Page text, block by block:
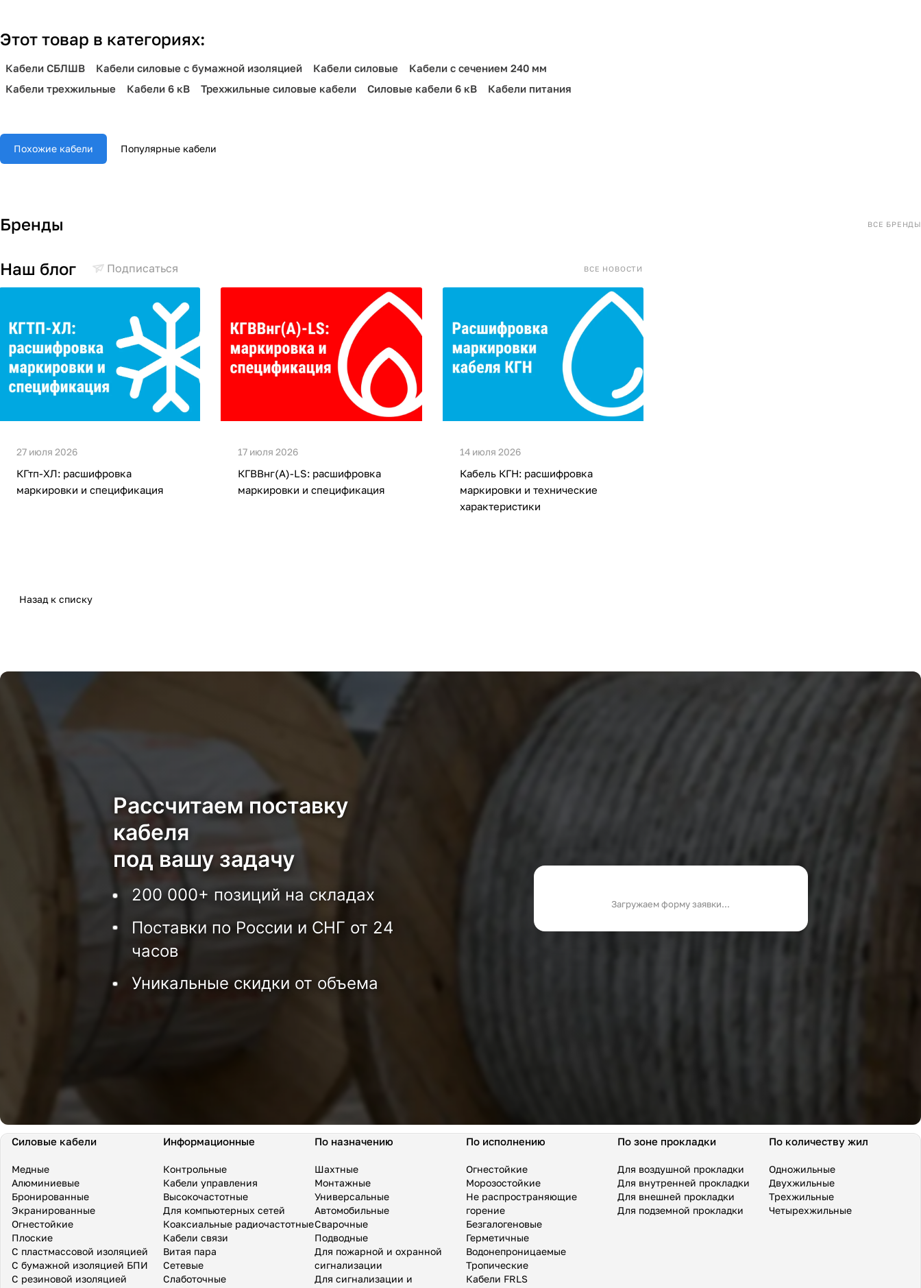
Этот товар в категориях:
Кабели СБЛШВ Кабели силовые с бумажной изоляцией Кабели силовые
Кабели с сечением 240 мм
Кабели трехжильные
Кабели 6 кВ Трехжильные силовые кабели Силовые кабели 6 кВ Кабели питания
Похожие кабели Популярные кабели
Бренды ВСЕ БРЕНДЫ
Наш блог Подписаться ВСЕ НОВОСТИ
27 июля 2026
КГтп-ХЛ: расшифровка
маркировки и спецификация
17 июля 2026
КГВВнг(А)-LS: расшифровка
маркировки и спецификация
14 июля 2026
Кабель КГН: расшифровка
маркировки и технические
характеристики
Назад к списку
Рассчитаем поставку
кабеля
под вашу задачу
200 000+ позиций на складах
Поставки по России и СНГ от 24
часов
Уникальные скидки от объема
Загружаем форму заявки...
Силовые кабели
Медные
Алюминиевые
Бронированные
Экранированные
Огнестойкие
Плоские
С пластмассовой изоляцией
С бумажной изоляцией БПИ
С резиновой изоляцией
Информационные
Контрольные
Кабели управления
Высокочастотные
Для компьютерных сетей
Коаксиальные радиочастотные
Кабели связи
Витая пара
Сетевые
Слаботочные
По назначению
Шахтные
Монтажные
Универсальные
Автомобильные
Сварочные
Подводные
Для пожарной и охранной
сигнализации
Для сигнализации и
По исполнению
Огнестойкие
Морозостойкие
Не распространяющие
горение
Безгалогеновые
Герметичные
Водонепроницаемые
Тропические
Кабели FRLS
По зоне прокладки
Для воздушной прокладки
Для внутренней прокладки
Для внешней прокладки
Для подземной прокладки
По количеству жил
Одножильные
Двухжильные
Трехжильные
Четырехжильные